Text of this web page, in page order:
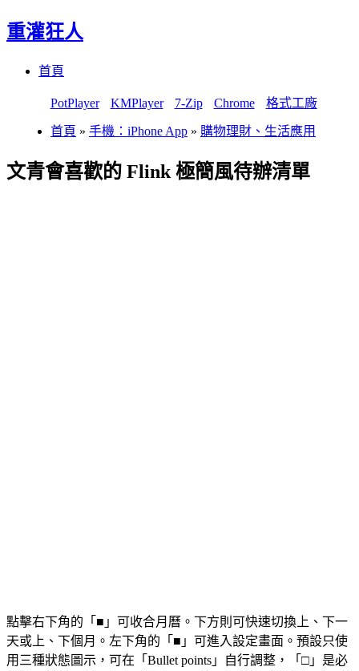
重灌狂人
首頁
PotPlayer KMPlayer 7-Zip Chrome 格式工廠
首頁 » 手機：iPhone App » 購物理財、生活應用
文青會喜歡的 Flink 極簡風待辦清單
點擊右下角的「■」可收合月曆。下方則可快速切換上、下一
天或上、下個月。左下角的「■」可進入設定畫面。預設只使
用三種狀態圖示，可在「Bullet points」自行調整，「□」是必